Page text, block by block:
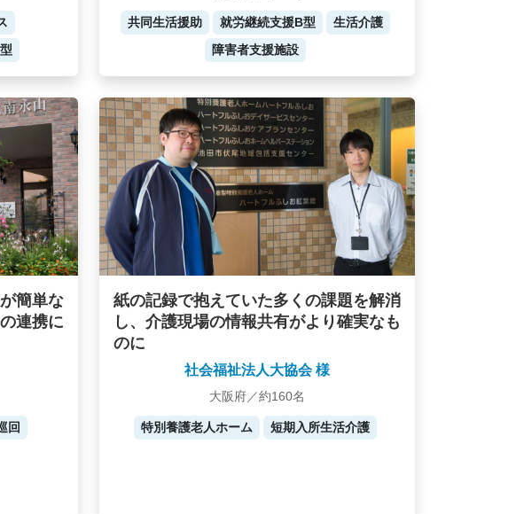
共同生活援助 就労継続支援B型
生活介護
障害者支援施設
簡単な
連携に
回
紙の記録で抱えていた多くの課題を解消
し、介護現場の情報共有がより確実なも
のに
社会福祉法人大協会 様
大阪府／約160名
特別養護老人ホーム 短期入所生活介護